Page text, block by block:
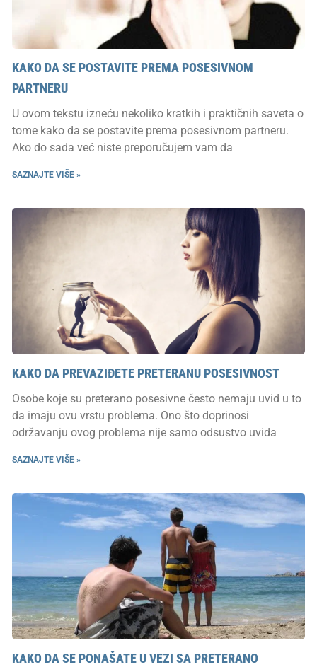
KAKO DA SE POSTAVITE PREMA POSESIVNOM
PARTNERU
U ovom tekstu izneću nekoliko kratkih i praktičnih saveta o
tome kako da se postavite prema posesivnom partneru.
Ako do sada već niste preporučujem vam da
SAZNAJTE VIŠE »
KAKO DA PREVAZIĐETE PRETERANU POSESIVNOST
Osobe koje su preterano posesivne često nemaju uvid u to
da imaju ovu vrstu problema. Ono što doprinosi
održavanju ovog problema nije samo odsustvo uvida
SAZNAJTE VIŠE »
KAKO DA SE PONAŠATE U VEZI SA PRETERANO